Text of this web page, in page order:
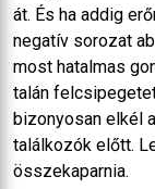
át. És ha addig
negatív sorozat
most hatalmas
talán
bizonyosan elkél
találkozók előtt.
összekaparnia.